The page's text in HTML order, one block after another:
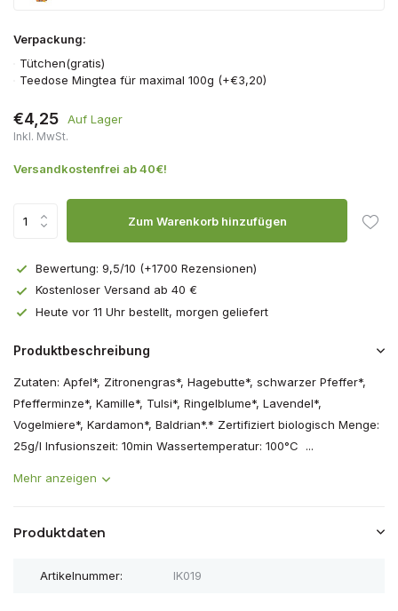
Verpackung:
Tütchen(gratis)
Teedose Mingtea für maximal 100g (+€3,20)
€4,25 Auf Lager
Inkl. MwSt.
Versandkostenfrei ab 40€!
Zum Warenkorb hinzufügen
Bewertung: 9,5/10 (+1700 Rezensionen)
Kostenloser Versand ab 40 €
Heute vor 11 Uhr bestellt, morgen geliefert
Produktbeschreibung
Zutaten: Apfel*, Zitronengras*, Hagebutte*, schwarzer Pfeffer*,
Pfefferminze*, Kamille*, Tulsi*, Ringelblume*, Lavendel*,
Vogelmiere*, Kardamon*, Baldrian*.* Zertifiziert biologisch Menge:
25g/l Infusionszeit: 10min Wassertemperatur: 100°C ...
Mehr anzeigen
Produktdaten
Artikelnummer: IK019